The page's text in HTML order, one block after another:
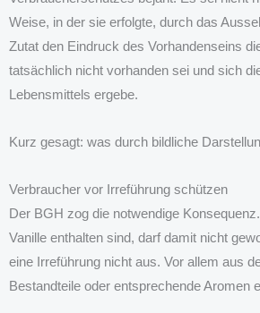
Weise, in der sie erfolgte, durch das
Zutat den Eindruck des Vorhandenseins
tatsächlich nicht vorhanden sei und sich
Lebensmittels ergebe.
Kurz gesagt: was durch bildliche
Verbraucher vor Irreführung schützen
Der BGH zog die notwendige
Vanille enthalten sind, darf damit nicht
eine Irreführung nicht aus. Vor allem aus
Bestandteile oder entsprechende Aromen